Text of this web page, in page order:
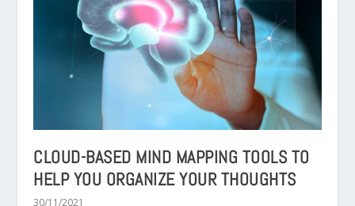
CLOUD-BASED MIND MAPPING TOOLS TO
HELP YOU ORGANIZE YOUR THOUGHTS
30/11/2021